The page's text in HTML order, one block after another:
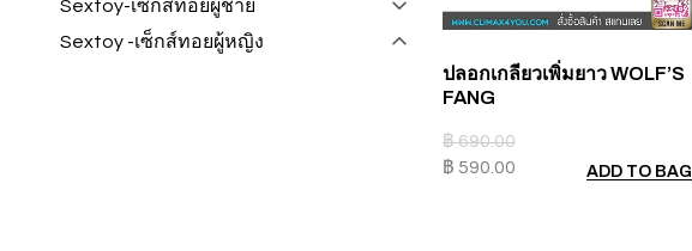
Sextoy-เซ็กส์ทอยผู้ชาย
Sextoy -เซ็กส์ทอยผู้หญิง
ปลอกเกลียวเพิ่มยาว WOLF’S
FANG
฿690.00
฿ 590.00 ADD TO BAG